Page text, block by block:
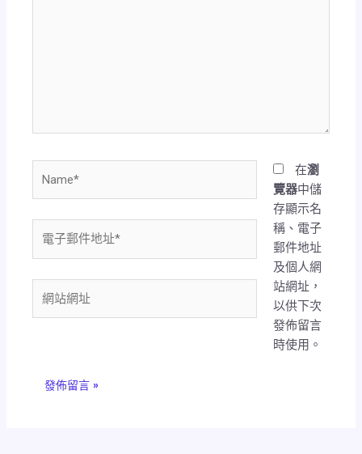
子
地
站
在瀏
覽器中儲
存顯示名
稱、電子
郵件地址
及個人網
站網址，
以供下次
發佈留言
時使用。